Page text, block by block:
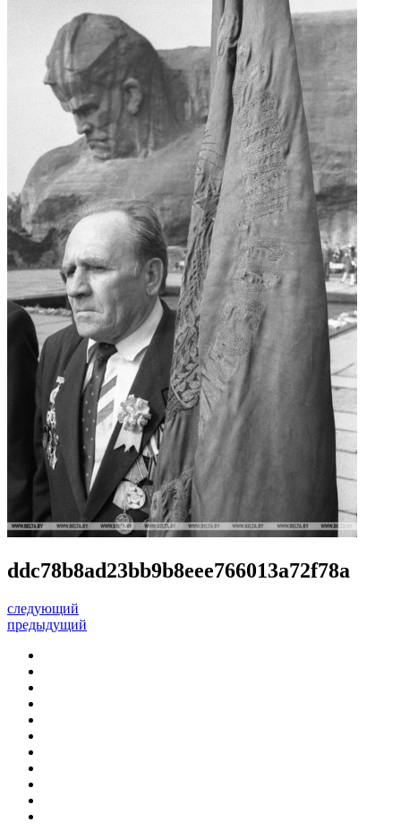
ddc78b8ad23bb9b8eee766013a72f78a
следующий
предыдущий